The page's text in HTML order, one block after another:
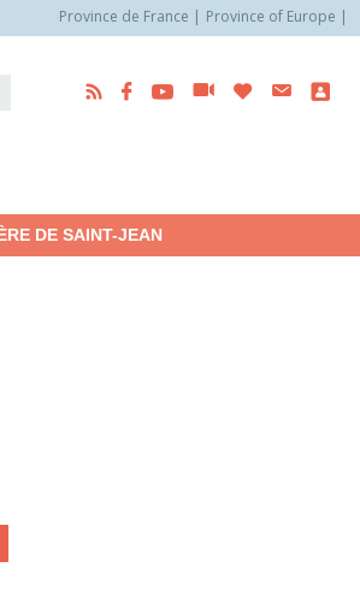
Province de France
Province of Europe
DE SAINT-JEAN